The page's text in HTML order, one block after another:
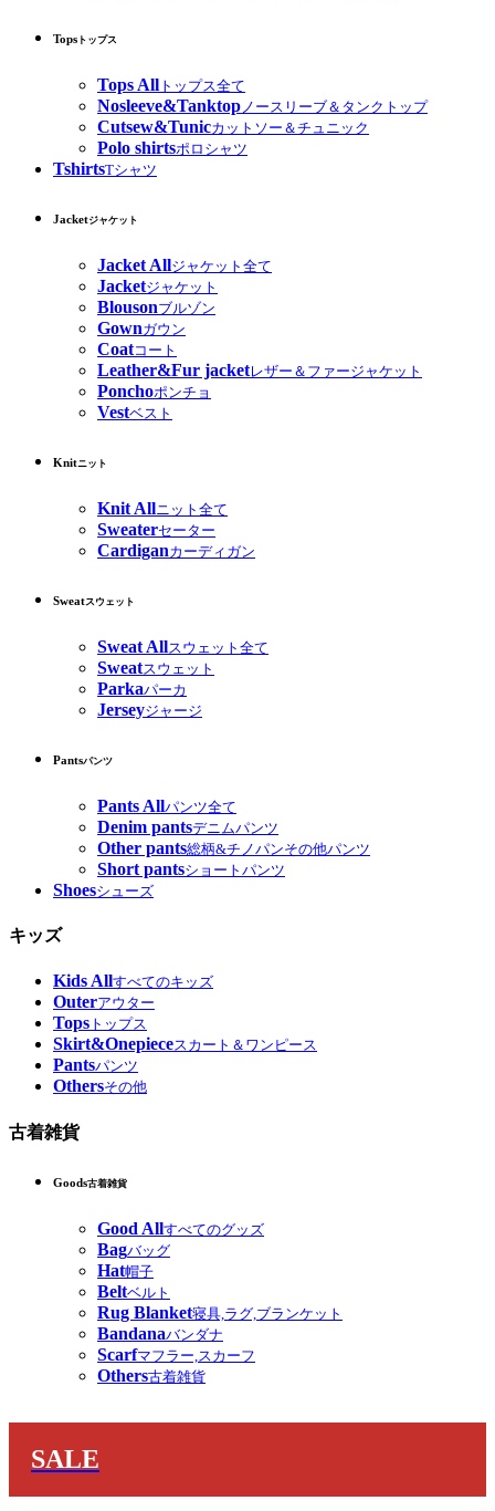
Tops トップス
Tops All トップス全て
Nosleeve&Tanktop ノースリーブ＆タンクトップ
Cutsew&Tunicカットソー＆チュニック
Polo shirtsポロシャツ
TshirtsTシャツ
Jacketジャケット
Jacket Allジャケット全て
Jacketジャケット
Blousonブルゾン
Gownガウン
Coatコート
Leather&Fur jacketレザー＆ファージャケット
Ponchoポンチョ
Vestベスト
Knitニット
Knit Allニット全て
Sweaterセーター
Cardiganカーディガン
Sweatスウェット
Sweat Allスウェット全て
Sweatスウェット
Parkaパーカ
Jerseyジャージ
Pantsパンツ
Pants Allパンツ全て
Denim pantsデニムパンツ
Other pants総柄&チノパンその他パンツ
Short pantsショートパンツ
Shoesシューズ
キッズ
Kids Allすべてのキッズ
Outerアウター
Tops トップス
Skirt&Onepieceスカート＆ワンピース
Pantsパンツ
Othersその他
古着雑貨
Goods古着雑貨
Good Allすべてのグッズ
Bagバッグ
Hat帽子
Beltベルト
Rug Blanket寝具,ラグ,ブランケット
Bandanaバンダナ
Scarfマフラー,スカーフ
Others古着雑貨
SALE